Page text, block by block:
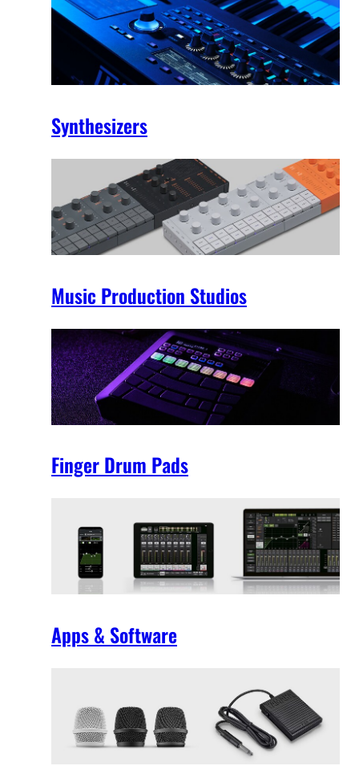
Synthesizers
Music Production Studios
Finger Drum Pads
Apps & Software